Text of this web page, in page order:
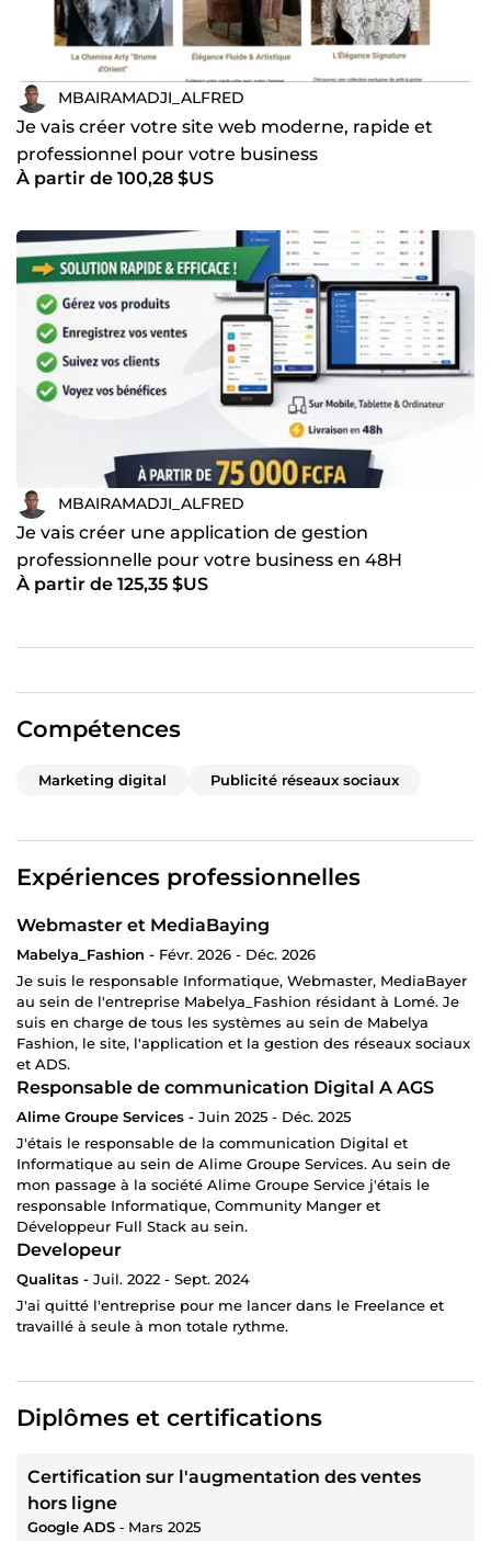
MBAIRAMADJI_ALFRED
Je vais créer votre site web moderne, rapide et
professionnel pour votre business
À partir de 100,28 $US
MBAIRAMADJI_ALFRED
Je vais créer une application de gestion
professionnelle pour votre business en 48H
À partir de 125,35 $US
Compétences
Marketing digital Publicité réseaux sociaux
Expériences professionnelles
Webmaster et MediaBaying
Mabelya_Fashion - Févr. 2026 - Déc. 2026
Je suis le responsable Informatique, Webmaster, MediaBayer
au sein de l'entreprise Mabelya_Fashion résidant à Lomé. Je
suis en charge de tous les systèmes au sein de Mabelya
Fashion, le site, l'application et la gestion des réseaux sociaux
et ADS.
Responsable de communication Digital A AGS
Alime Groupe Services - Juin 2025 - Déc. 2025
J'étais le responsable de la communication Digital et
Informatique au sein de Alime Groupe Services. Au sein de
mon passage à la société Alime Groupe Service j'étais le
responsable Informatique, Community Manger et
Développeur Full Stack au sein.
Developeur
Qualitas - Juil. 2022 - Sept. 2024
J'ai quitté l'entreprise pour me lancer dans le Freelance et
travaillé à seule à mon totale rythme.
Diplômes et certifications
Certification sur l'augmentation des ventes
hors ligne
Google ADS ‐ Mars 2025